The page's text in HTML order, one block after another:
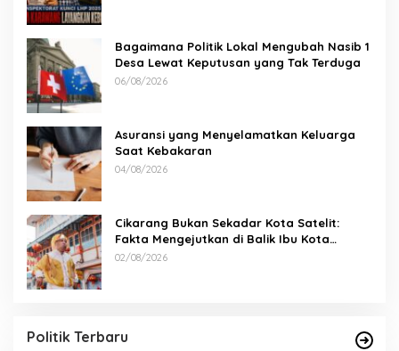
Bagaimana Politik Lokal Mengubah Nasib 1
Desa Lewat Keputusan yang Tak Terduga
06/08/2026
Asuransi yang Menyelamatkan Keluarga
Saat Kebakaran
04/08/2026
Cikarang Bukan Sekadar Kota Satelit:
Fakta Mengejutkan di Balik Ibu Kota
Industri Jawa…
02/08/2026
Politik Terbaru